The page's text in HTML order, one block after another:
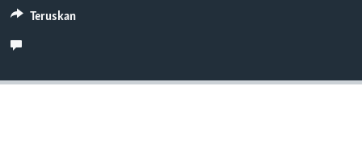
Teruskan